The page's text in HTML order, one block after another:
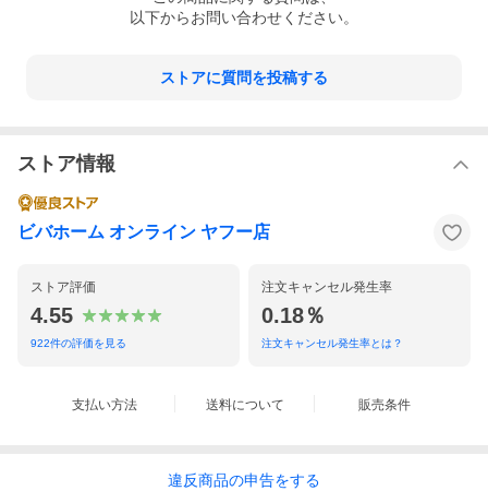
以下からお問い合わせください。
ストアに質問を投稿する
ストア情報
ビバホーム オンライン ヤフー店
ストア評価
4.55
922件の評価を見る
注文キャンセル発生率
0.18％
注文キャンセル発生率とは？
支払い方法 送料について 販売条件
違反商品の申告をする